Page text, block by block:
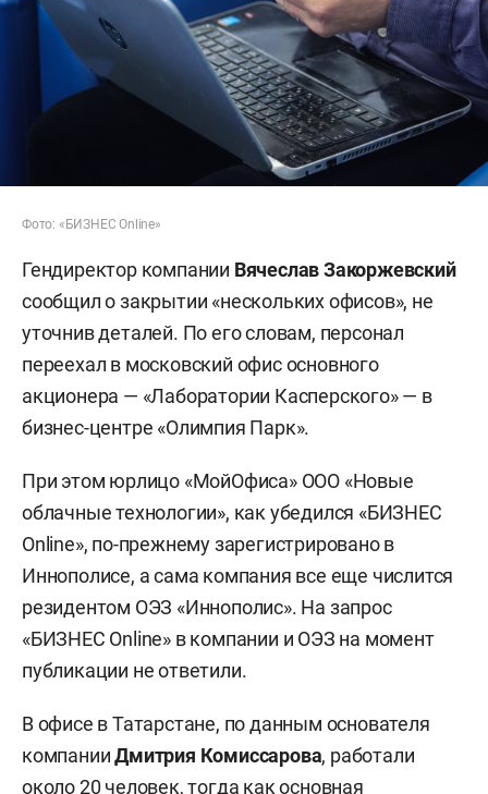
Фото: «БИЗНЕС Online»
Гендиректор компании Вячеслав Закоржевский
сообщил о закрытии «нескольких офисов», не
уточнив деталей. По его словам, персонал
переехал в московский офис основного
акционера — «Лаборатории Касперского» — в
бизнес-центре «Олимпия Парк».
При этом юрлицо «МойОфиса» ООО «Новые
облачные технологии», как убедился «БИЗНЕС
Online», по-прежнему зарегистрировано в
Иннополисе, а сама компания все еще числится
резидентом ОЭЗ «Иннополис». На запрос
«БИЗНЕС Online» в компании и ОЭЗ на момент
публикации не ответили.
В офисе в Татарстане, по данным основателя
компанииДмитрия Комиссарова, работали
около 20 человек, тогда как основная